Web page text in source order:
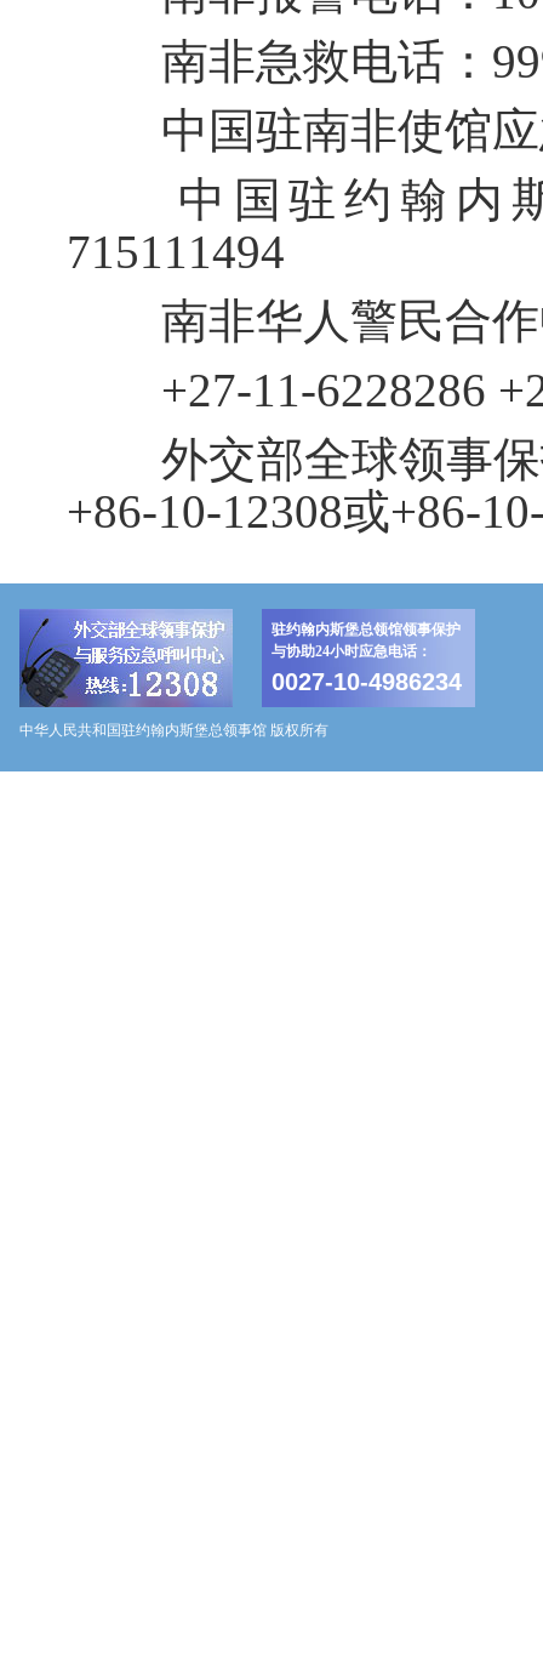
南非急救电话：
中国驻南非使馆应
中国驻约翰内斯
715111494
南非华人警民合作
+27-11-6228286
外交部全球领事保
+86-10-12308或+86-
驻约翰内斯堡总领馆领事保护
与协助24小时应急电话：
0027-10-4986234
中华人民共和国驻约翰内斯堡总领事馆 版权所有